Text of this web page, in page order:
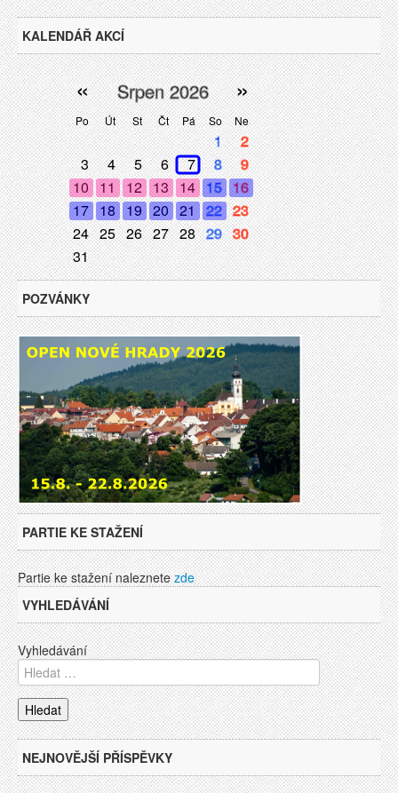
KALENDÁŘ AKCÍ
Po Út St Čt Pá So Ne
« »
Srpen 2026
1
2
3
4 5 6 7 8
9
10
11 12 13 14 15 16
17 18 19 20 21 22 23
24 25 26 27 28 29 30
31
POZVÁNKY
PARTIE KE STAŽENÍ
Partie ke stažení naleznetezde
VYHLEDÁVÁNÍ
Vyhledávání
NEJNOVĚJŠÍ PŘÍSPĚVKY